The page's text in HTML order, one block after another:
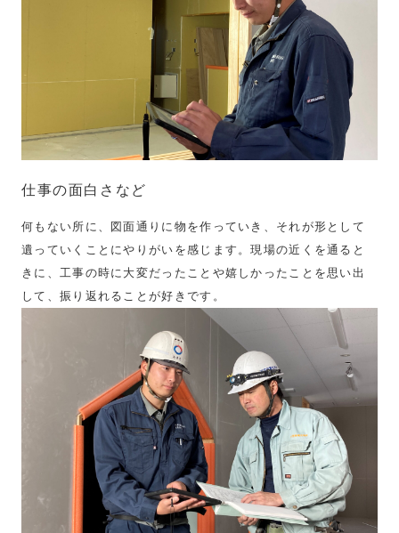
仕事の面白さなど
何もない所に、図面通りに物を作っていき、それが形として
遺っていくことにやりがいを感じます。現場の近くを通ると
きに、工事の時に大変だったことや嬉しかったことを思い出
して、振り返れることが好きです。